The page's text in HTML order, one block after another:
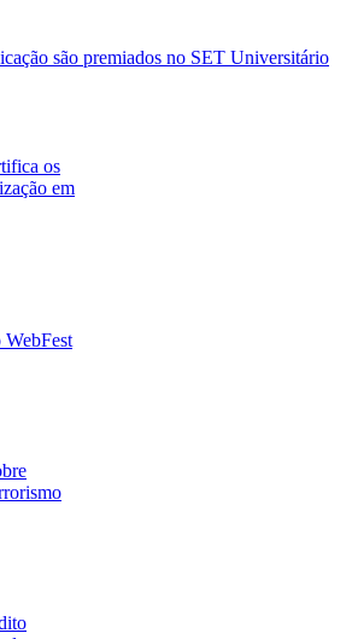
são premiados no SET Universitário
os
em
WebFest